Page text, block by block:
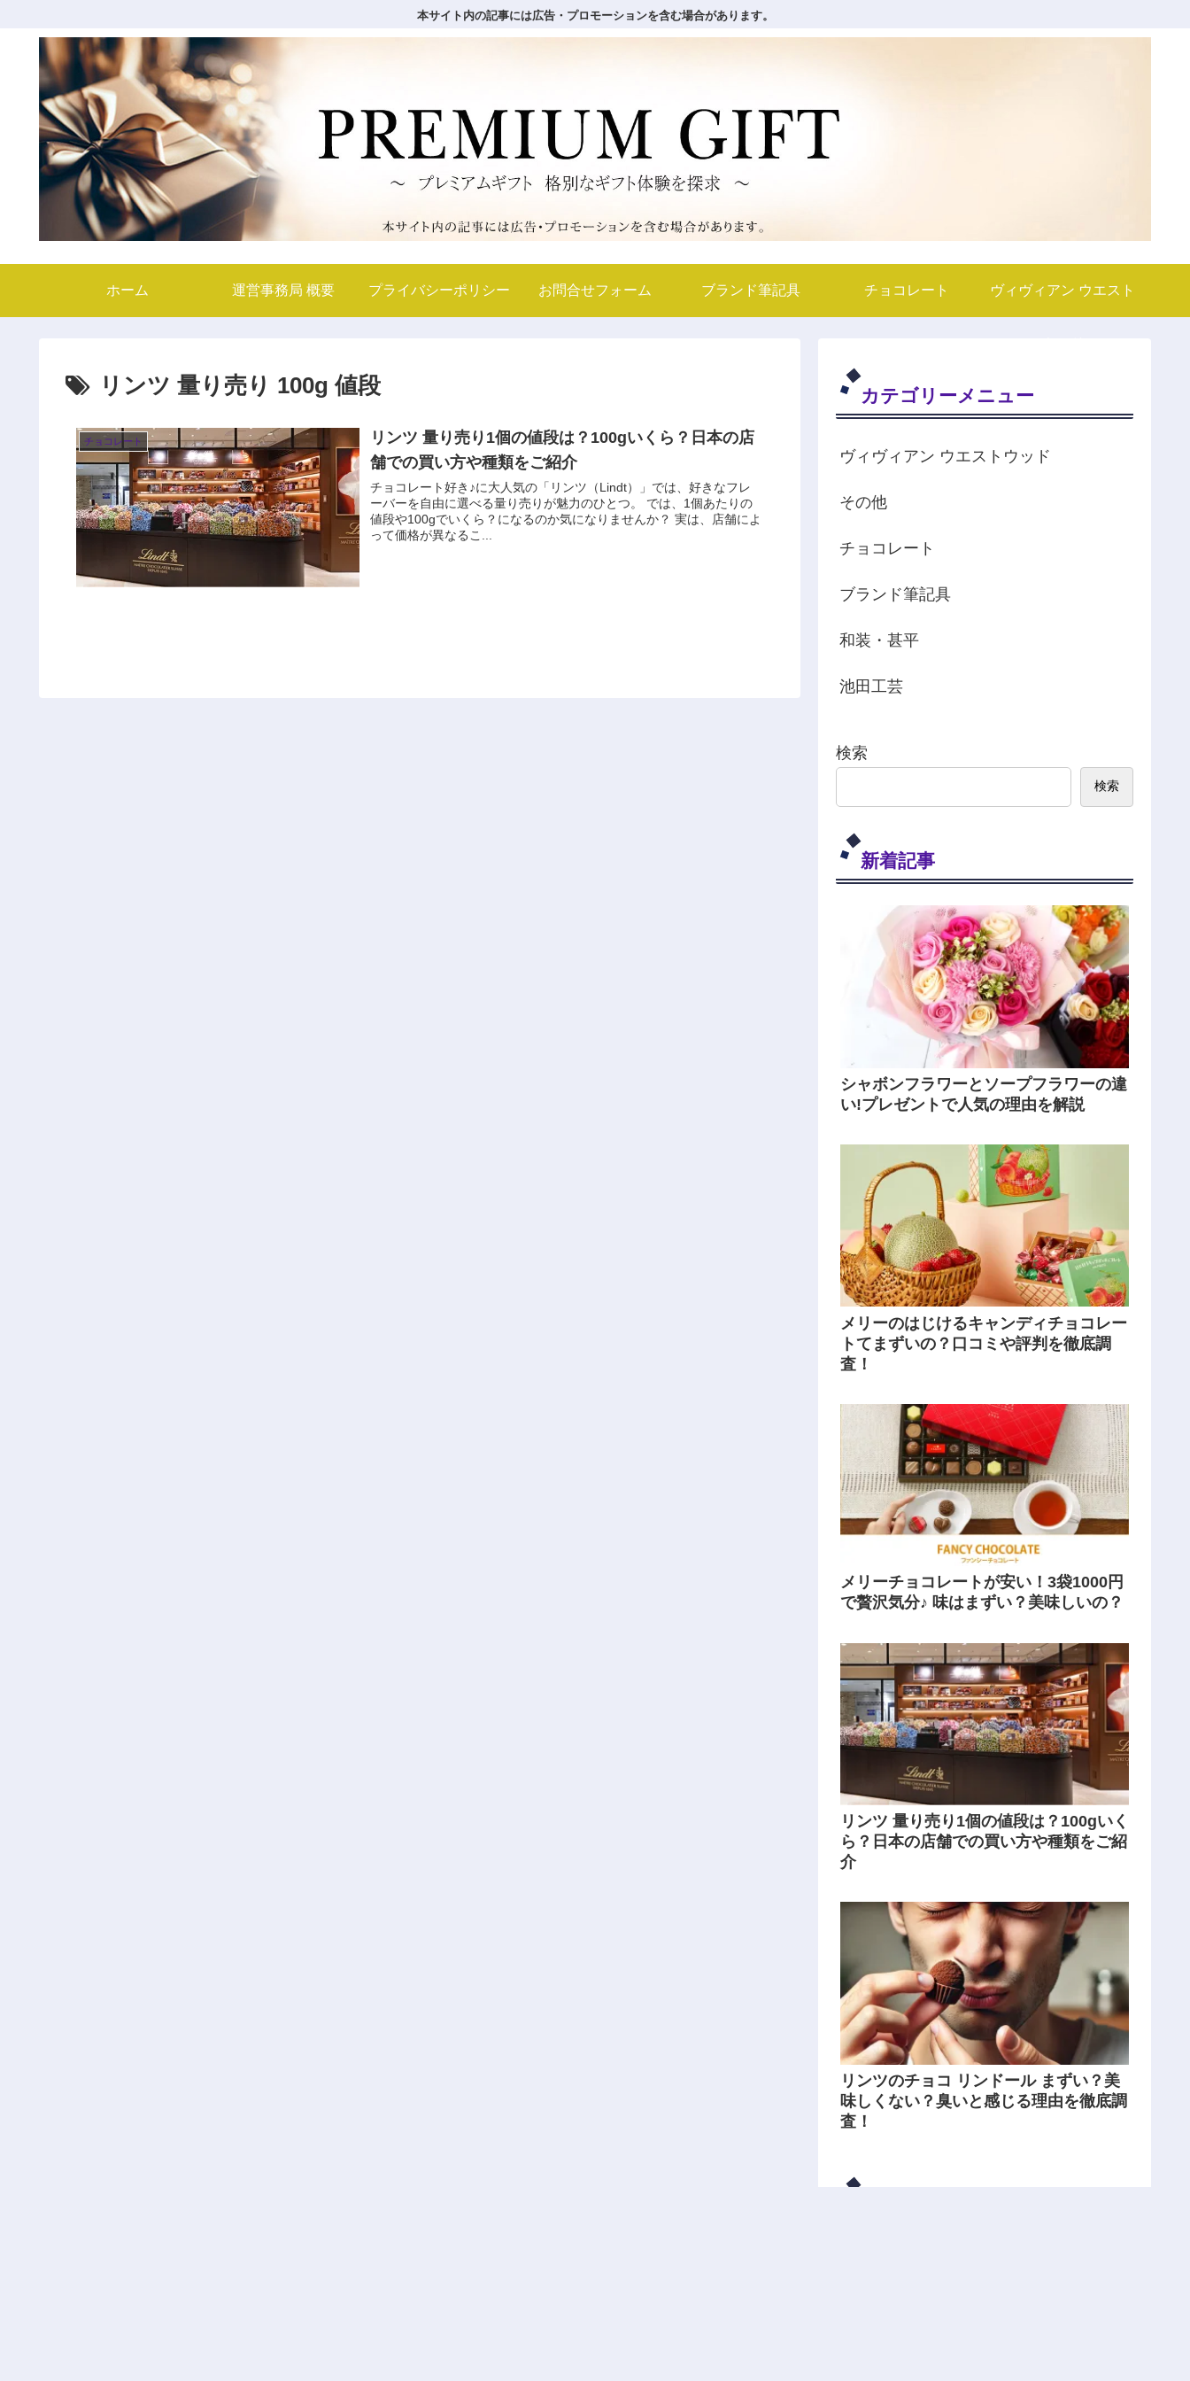
本サイト内の記事には広告・プロモーションを含む場合があります。
ホーム 運営事務局 概要 プライバシーポリシー お問合せフォーム ブランド筆記具 チョコレート ヴィヴィアン ウエスト
リンツ 量り売り 100g 値段
チョコレート
リンツ 量り売り1個の値段は？100gいくら？日本の店
舗での買い方や種類をご紹介
チョコレート好き♪に大人気の「リンツ（Lindt）」では、好きなフレ
ーバーを自由に選べる量り売りが魅力のひとつ。 では、1個あたりの
値段や100gでいくら？になるのか気になりませんか？ 実は、店舗によ
って価格が異なるこ...
カテゴリーメニュー
ヴィヴィアン ウエストウッド
その他
チョコレート
ブランド筆記具
和装・甚平
池田工芸
検索
検索
新着記事
シャボンフラワーとソープフラワーの違
い!プレゼントで人気の理由を解説
メリーのはじけるキャンディチョコレー
トてまずいの？口コミや評判を徹底調
査！
メリーチョコレートが安い！3袋1000円
で贅沢気分♪ 味はまずい？美味しいの？
リンツ 量り売り1個の値段は？100gいく
ら？日本の店舗での買い方や種類をご紹
介
リンツのチョコ リンドール まずい？美
味しくない？臭いと感じる理由を徹底調
査！